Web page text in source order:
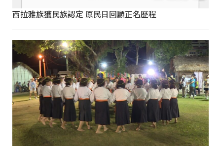
西拉雅族獲民族認定 原民日回顧正名歷程